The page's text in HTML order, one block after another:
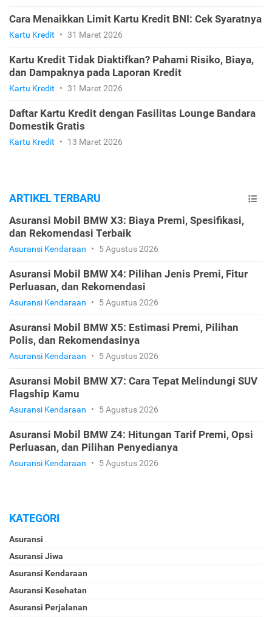
Cara Menaikkan Limit Kartu Kredit BNI: Cek Syaratnya
Kartu Kredit • 31 Maret 2026
Kartu Kredit Tidak Diaktifkan? Pahami Risiko, Biaya,
dan Dampaknya pada Laporan Kredit
Kartu Kredit • 31 Maret 2026
Daftar Kartu Kredit dengan Fasilitas Lounge Bandara
Domestik Gratis
Kartu Kredit • 13 Maret 2026
ARTIKEL TERBARU
Asuransi Mobil BMW X3: Biaya Premi, Spesifikasi,
dan Rekomendasi Terbaik
Asuransi Kendaraan • 5 Agustus 2026
Asuransi Mobil BMW X4: Pilihan Jenis Premi, Fitur
Perluasan, dan Rekomendasi
Asuransi Kendaraan • 5 Agustus 2026
Asuransi Mobil BMW X5: Estimasi Premi, Pilihan
Polis, dan Rekomendasinya
Asuransi Kendaraan • 5 Agustus 2026
Asuransi Mobil BMW X7: Cara Tepat Melindungi SUV
Flagship Kamu
Asuransi Kendaraan • 5 Agustus 2026
Asuransi Mobil BMW Z4: Hitungan Tarif Premi, Opsi
Perluasan, dan Pilihan Penyedianya
Asuransi Kendaraan • 5 Agustus 2026
KATEGORI
Asuransi
Asuransi Jiwa
Asuransi Kendaraan
Asuransi Kesehatan
Asuransi Perjalanan